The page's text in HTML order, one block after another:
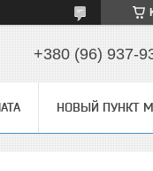
+380 (96) 937-
НОВЫЙ ПУНКТ